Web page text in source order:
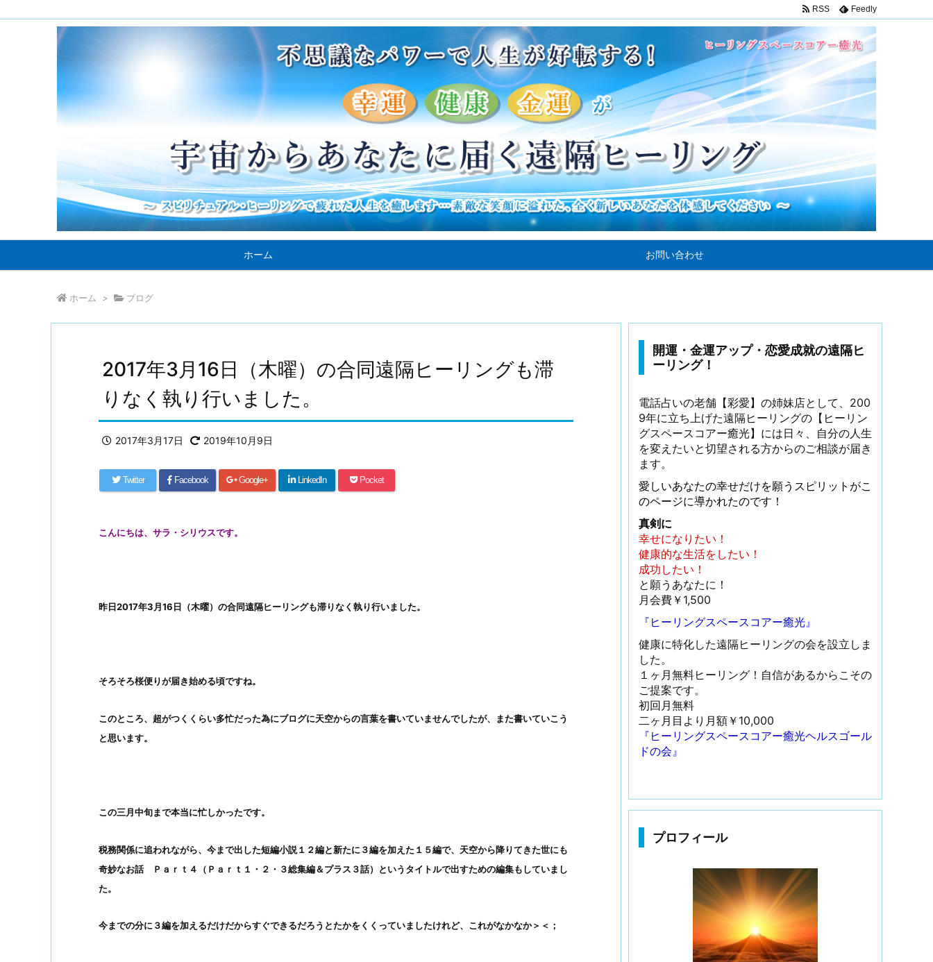
ホーム お問い合わせ
RSS Feedly
ホーム > ブログ
2017年3月16日（木曜）の合同遠隔ヒーリングも滞
りなく執り行いました。
2017年3月17日 2019年10月9日
Twitter Facebook Google+ LinkedIn Pocket
こんにちは、サラ・シリウスです。
昨日2017年3月16日（木曜）の合同遠隔ヒーリングも滞りなく執り行いました。
そろそろ桜便りが届き始める頃ですね。
このところ、超がつくくらい多忙だった為にブログに天空からの言葉を書いていませんでしたが、また書いていこう
と思います。
この三月中旬まで本当に忙しかったです。
税務関係に追われながら、今まで出した短編小説１２編と新たに３編を加えた１５編で、天空から降りてきた世にも
奇妙なお話 Ｐａｒｔ４（Ｐａｒｔ１・２・３総集編＆プラス３話）というタイトルで出すための編集もしていまし
た。
今までの分に３編を加えるだけだからすぐできるだろうとたかをくくっていましたけれど、これがなかなか＞＜；
開運・金運アップ・恋愛成就の遠隔ヒ
ーリング！
電話占いの老舗【彩愛】の姉妹店として、200
9年に立ち上げた遠隔ヒーリングの【ヒーリン
グスペースコアー癒光】には日々、自分の人生
を変えたいと切望される方からのご相談が届き
ます。
愛しいあなたの幸せだけを願うスピリットがこ
のページに導かれたのです！
真剣に
幸せになりたい！
健康的な生活をしたい！
成功したい！
と願うあなたに！
月会費￥1,500
『ヒーリングスペースコアー癒光』
健康に特化した遠隔ヒーリングの会を設立しま
した。
１ヶ月無料ヒーリング！自信があるからこその
ご提案です。
初回月無料
二ヶ月目より月額￥10,000
『ヒーリングスペースコアー癒光ヘルスゴール
ドの会』
プロフィール